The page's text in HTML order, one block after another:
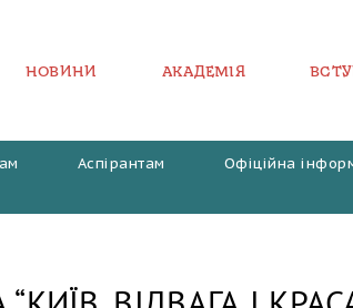
НОВИНИ АКАДЕМІЯ
Аспірантам Офіційна